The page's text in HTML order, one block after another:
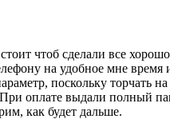
чтоб сделали все
на удобное мне
поскольку торчать
оплате выдали полный
как будет дальше.